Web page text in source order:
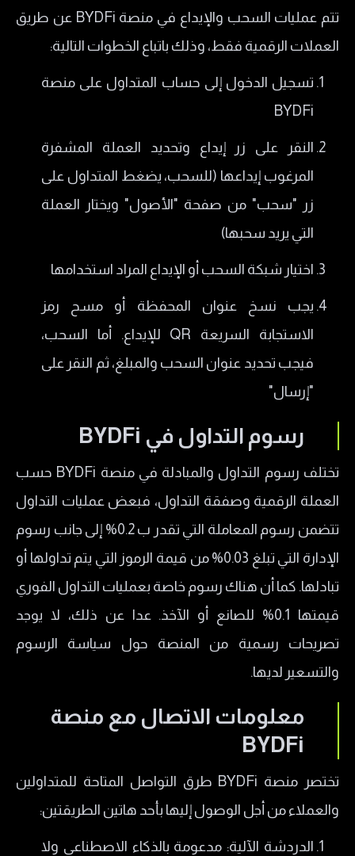
تتم عمليات السحب والإيداع في منصة BYDFi عن طريق
العملات الرقمية فقط، وذلك باتباع الخطوات التالية:
تسجيل الدخول إلى حساب المتداول على منصة
BYDFi
النقر على زر إيداع وتحديد العملة المشفرة
المرغوب إيداعها (للسحب، يضغط المتداول على
زر "سحب" من صفحة "الأصول" ويختار العملة
التي يريد سحبها)
اختيار شبكة السحب أو الإيداع المراد استخدامها
يجب نسخ عنوان المحفظة أو مسح رمز
الاستجابة السريعة QR للإيداع. أما السحب،
فيجب تحديد عنوان السحب والمبلغ، ثم النقر على
"إرسال"
رسوم التداول في BYDFi
تختلف رسوم التداول والمبادلة في منصة BYDFi حسب
العملة الرقمية وصفقة التداول، فبعض عمليات التداول
تتضمن رسوم المعاملة التي تقدر ب 0.2% إلى جانب رسوم
الإدارة التي تبلغ 0.03% من قيمة الرموز التي يتم تداولها أو
تبادلها. كما أن هناك رسوم خاصة بعمليات التداول الفوري
قيمتها 0.1% للصانع أو الآخذ. عدا عن ذلك، لا يوجد
تصريحات رسمية من المنصة حول سياسة الرسوم
والتسعير لديها.
معلومات الاتصال مع منصة
BYDFi
تختصر منصة BYDFi طرق التواصل المتاحة للمتداولين
والعملاء من أجل الوصول إليها بأحد هاتين الطريقتين:
الدردشة الآلية: مدعومة بالذكاء الاصطناعي ولا